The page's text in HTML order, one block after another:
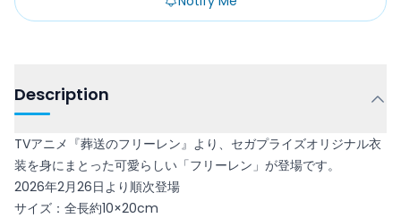
Description
TVアニメ『葬送のフリーレン』より、セガプライズオリジナル衣
装を身にまとった可愛らしい「フリーレン」が登場です。
2026年2月26日より順次登場
サイズ：全長約10×20cm